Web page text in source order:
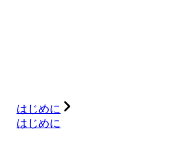
はじめに
はじめに